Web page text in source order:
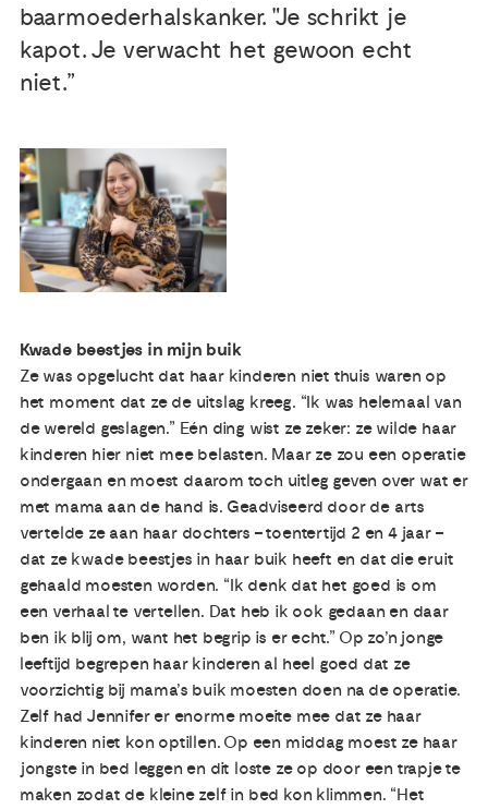
baarmoederhalskanker. "Je schrikt je
kapot. Je verwacht het gewoon echt
niet.”
Kwade beestjes in mijn buik
Ze was opgelucht dat haar kinderen niet thuis waren op
het moment dat ze de uitslag kreeg. “Ik was helemaal van
de wereld geslagen.” Eén ding wist ze zeker: ze wilde haar
kinderen hier niet mee belasten. Maar ze zou een operatie
ondergaan en moest daarom toch uitleg geven over wat er
met mama aan de hand is. Geadviseerd door de arts
vertelde ze aan haar dochters – toentertijd 2 en 4 jaar –
dat ze kwade beestjes in haar buik heeft en dat die eruit
gehaald moesten worden. “Ik denk dat het goed is om
een verhaal te vertellen. Dat heb ik ook gedaan en daar
ben ik blij om, want het begrip is er echt.” Op zo’n jonge
leeftijd begrepen haar kinderen al heel goed dat ze
voorzichtig bij mama’s buik moesten doen na de operatie.
Zelf had Jennifer er enorme moeite mee dat ze haar
kinderen niet kon optillen. Op een middag moest ze haar
jongste in bed leggen en dit loste ze op door een trapje te
maken zodat de kleine zelf in bed kon klimmen. “Het